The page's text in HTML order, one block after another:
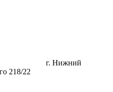
г. Нижний
218/22